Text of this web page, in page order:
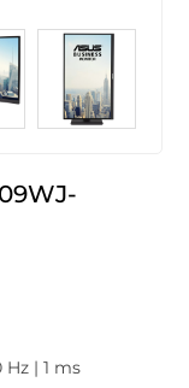
Hz | 1 ms